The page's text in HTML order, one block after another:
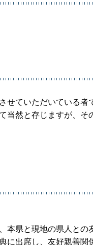
せていただいている者
然と存じますが、そ
県と現地の県人との
に出席し、友好親善